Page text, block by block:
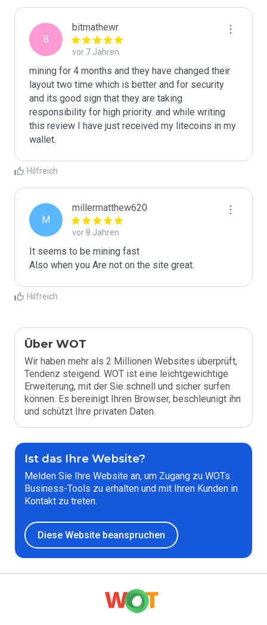
B
bitmathewr
vor 7 Jahren
mining for 4 months and they have changed their
layout two time which is better and for security
and its good sign that they are taking
responsibility for high priority. and while writing
this review I have just received my litecoins in my
wallet.
Hilfreich
M
millermatthew620
vor 8 Jahren
It seems to be mining fast
Also when you Are not on the site great.
Hilfreich
Über WOT
Wir haben mehr als 2 Millionen Websites überprüft,
Tendenz steigend. WOT ist eine leichtgewichtige
Erweiterung, mit der Sie schnell und sicher surfen
können. Es bereinigt Ihren Browser, beschleunigt ihn
und schützt Ihre privaten Daten.
Ist das Ihre Website?
Melden Sie Ihre Website an, um Zugang zu WOTs
Business-Tools zu erhalten und mit Ihren Kunden in
Kontakt zu treten.
Diese Website beanspruchen